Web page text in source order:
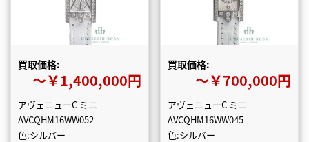
買取価格:
〜￥1,400,000円
アヴェニューC ミニ
AVCQHM16WW052
色:シルバー
買取価格:
〜￥700,000円
アヴェニューC ミニ
AVCQHM16WW045
色:シルバー